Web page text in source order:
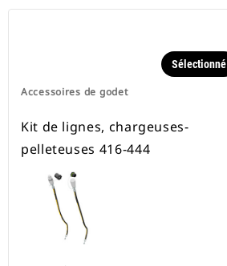
Accessoires de godet
Sélectionné
Kit de lignes, chargeuses-
pelleteuses 416-444